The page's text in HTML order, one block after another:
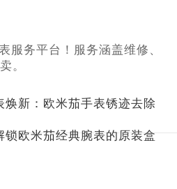
焕新：欧米茄手表锈迹去除
锁欧米茄经典腕表的原装盒